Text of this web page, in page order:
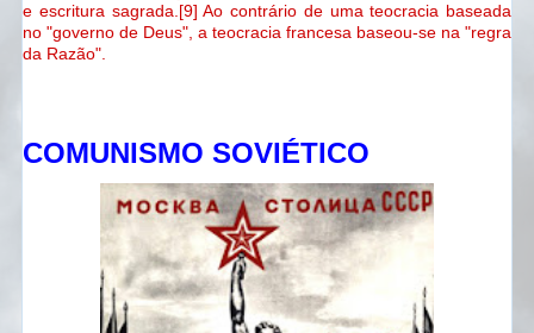
e escritura sagrada. [9] Ao contrário de uma teocracia baseada
no "governo de Deus", a teocracia francesa baseou-se na "regra
da Razão".
COMUNISMO SOVIÉTICO